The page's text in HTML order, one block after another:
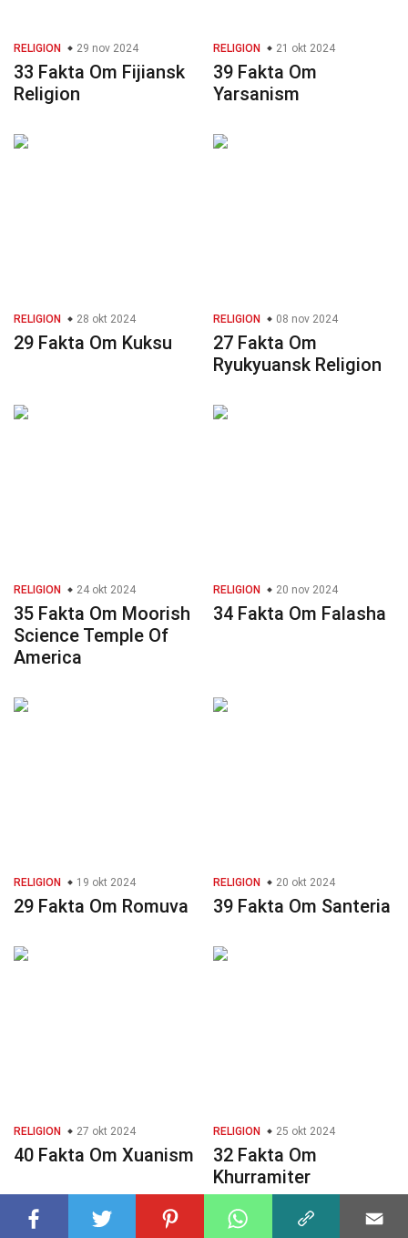
RELIGION 29 nov 2024
33 Fakta Om Fijiansk
Religion
RELIGION 21 okt 2024
39 Fakta Om
Yarsanism
RELIGION 28 okt 2024
29 Fakta Om Kuksu
RELIGION 08 nov 2024
27 Fakta Om
Ryukyuansk Religion
RELIGION 24 okt 2024
35 Fakta Om Moorish
Science Temple Of
America
RELIGION 20 nov 2024
34 Fakta Om Falasha
RELIGION 19 okt 2024
29 Fakta Om Romuva
RELIGION 20 okt 2024
39 Fakta Om Santeria
RELIGION 27 okt 2024
40 Fakta Om Xuanism
RELIGION 25 okt 2024
32 Fakta Om
Khurramiter